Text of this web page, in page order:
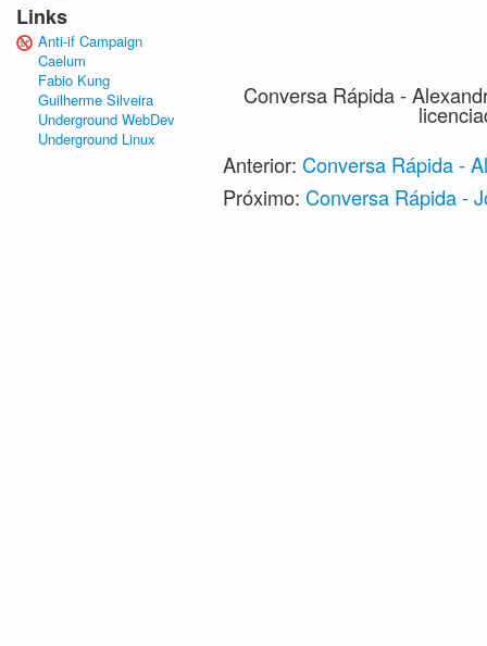
Conversa Rápida -
Anterior: Conversa Rápida -
Próximo: Conversa Rápida -
Links
Anti-if Campaign
Caelum
Fabio Kung
Guilherme Silveira
Underground WebDev
Underground Linux